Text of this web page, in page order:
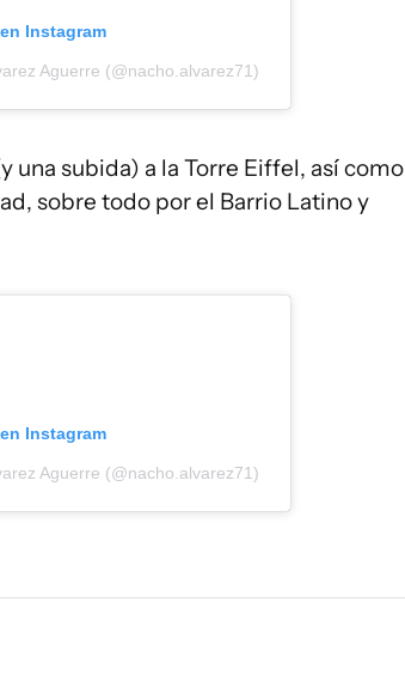
Instagram
Aguerre (@nacho.alvarez71)
una subida) a la Torre Eiffel, así como
sobre todo por el Barrio Latino y
Instagram
Aguerre (@nacho.alvarez71)